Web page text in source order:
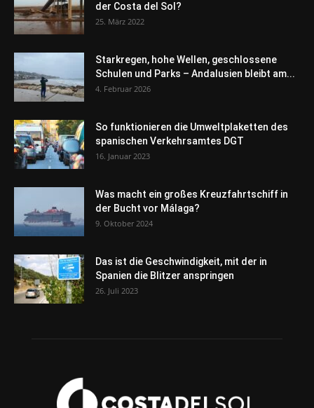
der Costa del Sol?
25. März 2022
Starkregen, hohe Wellen, geschlossene
Schulen und Parks – Andalusien bleibt am...
4. Februar 2026
So funktionieren die Umweltplaketten des
spanischen Verkehrsamtes DGT
16. Januar 2023
Was macht ein großes Kreuzfahrtschiff in
der Bucht vor Málaga?
9. Oktober 2024
Das ist die Geschwindigkeit, mit der in
Spanien die Blitzer anspringen
26. Juli 2023